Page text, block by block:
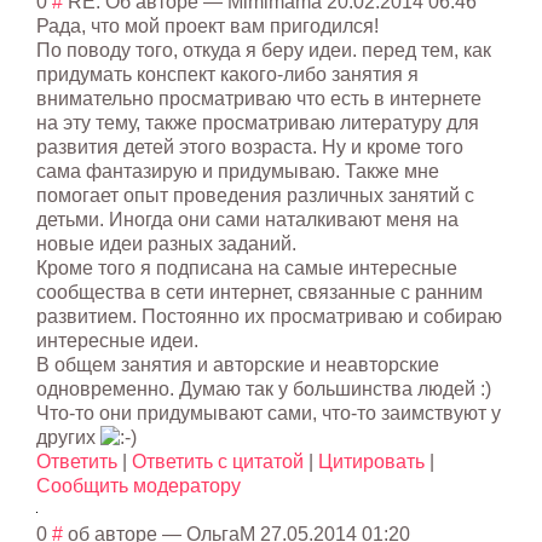
Рада, что мой проект вам пригодился!
По поводу того, откуда я беру идеи. перед тем, как
придумать конспект какого-либо занятия я
внимательно просматриваю что есть в интернете
на эту тему, также просматриваю литературу для
развития детей этого возраста. Ну и кроме того
сама фантазирую и придумываю. Также мне
помогает опыт проведения различных занятий с
детьми. Иногда они сами наталкивают меня на
новые идеи разных заданий.
Кроме того я подписана на самые интересные
сообщества в сети интернет, связанные с ранним
развитием. Постоянно их просматриваю и собираю
интересные идеи.
В общем занятия и авторские и неавторские
одновременно. Думаю так у большинства людей :)
Что-то они придумывают сами, что-то заимствуют у
других
Ответить
Ответить с цитатой Цитировать
Сообщить модератору
0 # об авторе — ОльгаM 27.05.2014 01:20